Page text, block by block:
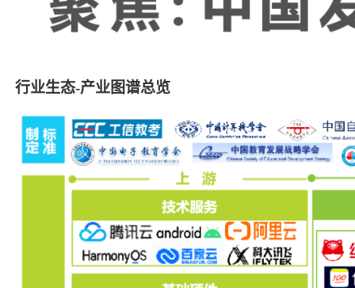
行业生态-产业图谱总览